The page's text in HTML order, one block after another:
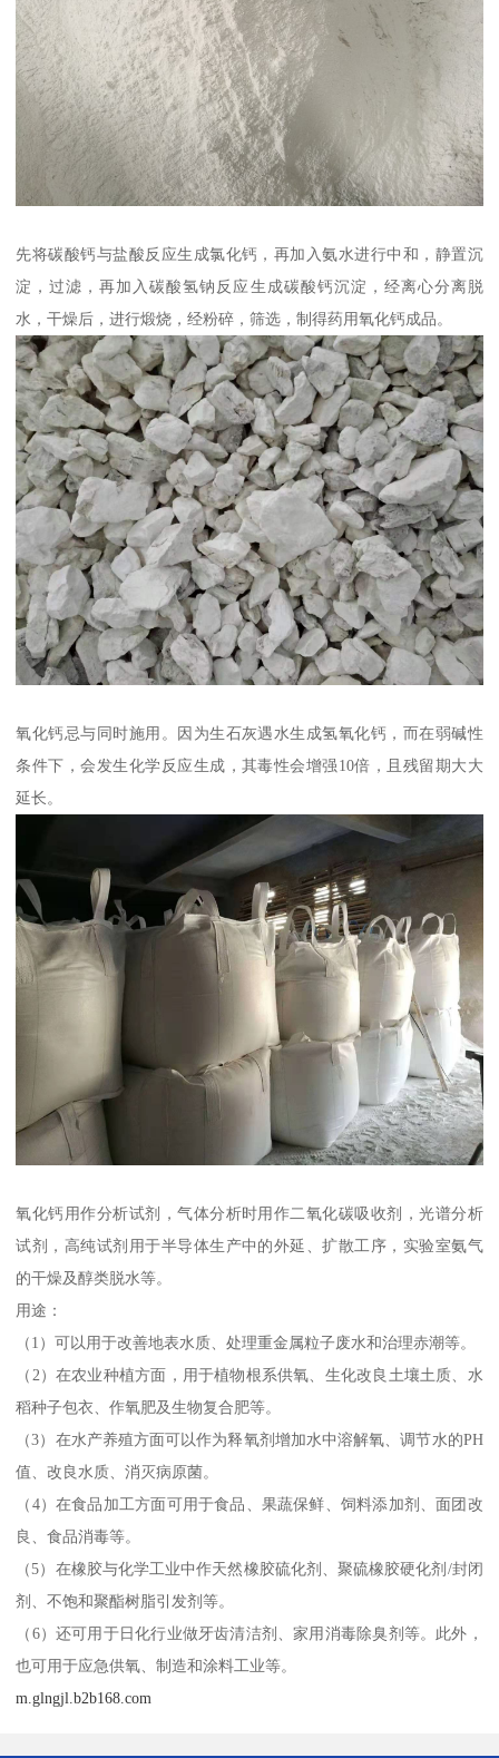
先将碳酸钙与盐酸反应生成氯化钙，再加入氨水进行中和，静置沉
淀，过滤，再加入碳酸氢钠反应生成碳酸钙沉淀，经离心分离脱
水，干燥后，进行煅烧，经粉碎，筛选，制得药用氧化钙成品。
氧化钙忌与同时施用。因为生石灰遇水生成氢氧化钙，而在弱碱性
条件下，会发生化学反应生成，其毒性会增强10倍，且残留期大大
延长。
氧化钙用作分析试剂，气体分析时用作二氧化碳吸收剂，光谱分析
试剂，高纯试剂用于半导体生产中的外延、扩散工序，实验室氨气
的干燥及醇类脱水等。
用途：
（1）可以用于改善地表水质、处理重金属粒子废水和治理赤潮等。
（2）在农业种植方面，用于植物根系供氧、生化改良土壤土质、水
稻种子包衣、作氧肥及生物复合肥等。
（3）在水产养殖方面可以作为释氧剂增加水中溶解氧、调节水的PH
值、改良水质、消灭病原菌。
（4）在食品加工方面可用于食品、果蔬保鲜、饲料添加剂、面团改
良、食品消毒等。
（5）在橡胶与化学工业中作天然橡胶硫化剂、聚硫橡胶硬化剂/封闭
剂、不饱和聚酯树脂引发剂等。
（6）还可用于日化行业做牙齿清洁剂、家用消毒除臭剂等。此外，
也可用于应急供氧、制造和涂料工业等。
m.glngjl.b2b168.com